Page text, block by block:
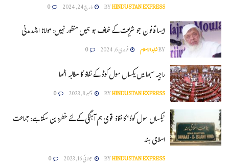
BYHINDUSTAN EXPRESS مارچ 24, 2024 0
ایسا قانون جو شریعت کے خلاف ہو ہمیں منظور نہیں: مولانا ارشدمدنی
BYشاہدالاسلام فروری 6, 2024 0
راجیہ سبھا میں یکساں سول کوڈ کے نفاذ کا مطالبہ اٹھا
BYHINDUSTAN EXPRESS دسمبر 8, 2023 0
’یکساں سول کوڈ‘ کا نفاذ قومی ہم آہنگی کے لئے خطرہ بن سکتا ہے: جماعت
اسلامی ہند
BYHINDUSTAN EXPRESS جولائی 16, 2023 0